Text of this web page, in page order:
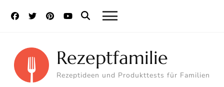
Rezeptfamilie
Rezeptideen und Produkttests für Familien